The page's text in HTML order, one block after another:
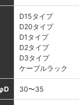
D15タイプ
D20タイプ
D1タイプ
D2タイプ
D3タイプ
ケーブルラック
30〜35